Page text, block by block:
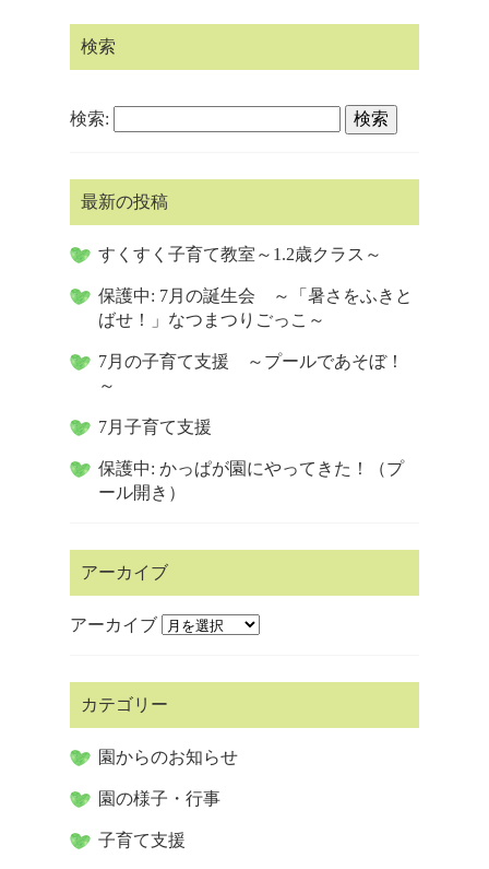
検索
検索:
最新の投稿
すくすく子育て教室～1.2歳クラス～
保護中: 7月の誕生会 ～「暑さをふきと
ばせ！」なつまつりごっこ～
7月の子育て支援 ～プールであそぼ！
～
7月子育て支援
保護中: かっぱが園にやってきた！（プ
ール開き）
アーカイブ
アーカイブ
カテゴリー
園からのお知らせ
園の様子・行事
子育て支援